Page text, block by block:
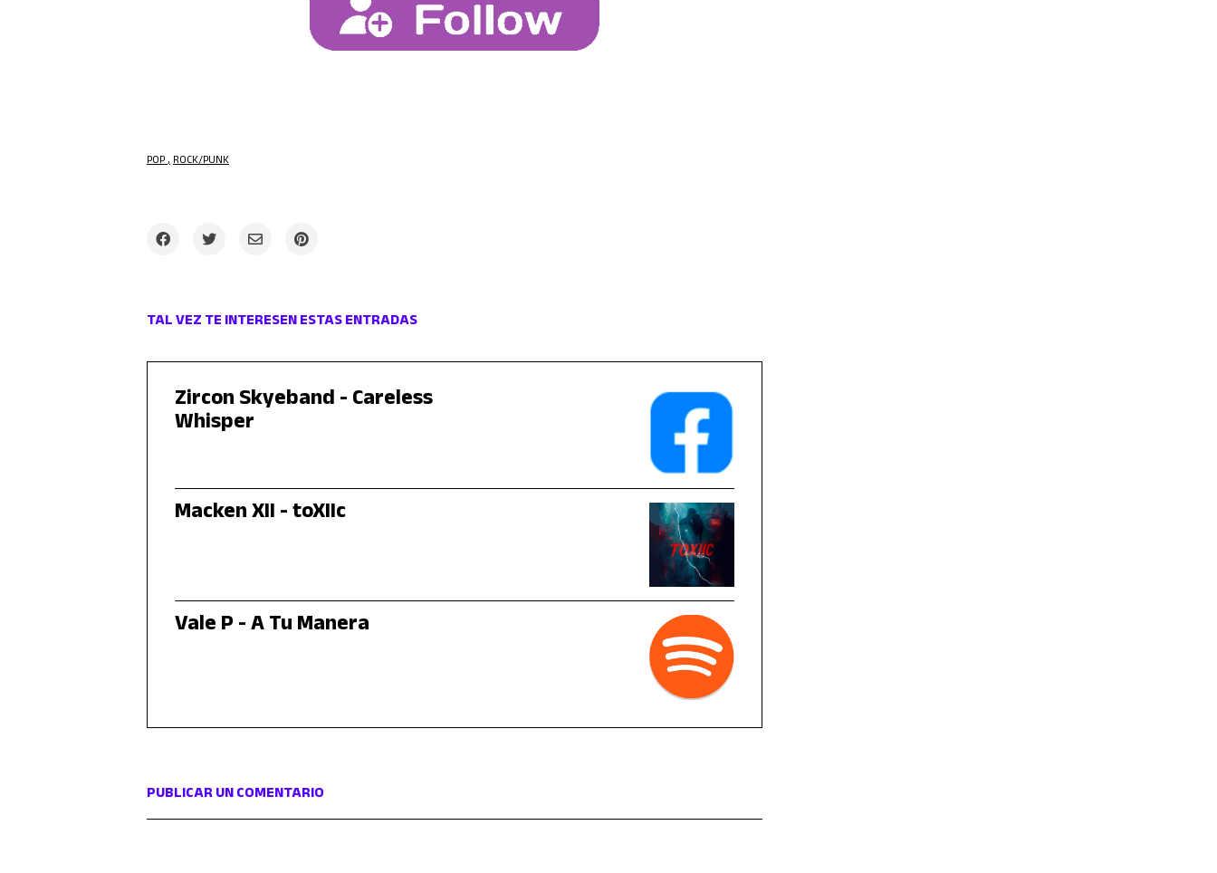
POP ROCK/PUNK
TAL VEZ TE INTERESEN ESTAS ENTRADAS
Zircon Skyeband - Careless
Whisper
Macken XII - toXIIc
Vale P - A Tu Manera
PUBLICAR UN COMENTARIO